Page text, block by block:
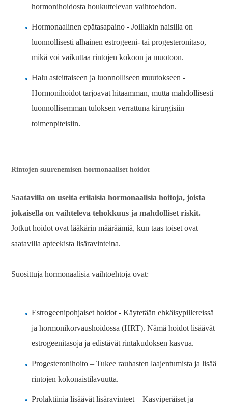
hormonihoidosta houkuttelevan vaihtoehdon.
Hormonaalinen epätasapaino - Joillakin naisilla on
luonnollisesti alhainen estrogeeni- tai progesteronitaso,
mikä voi vaikuttaa rintojen kokoon ja muotoon.
Halu asteittaiseen ja luonnolliseen muutokseen -
Hormonihoidot tarjoavat hitaamman, mutta mahdollisesti
luonnollisemman tuloksen verrattuna kirurgisiin
toimenpiteisiin.
Rintojen suurenemisen hormonaaliset hoidot
Saatavilla on useita erilaisia ​​hormonaalisia hoitoja, joista
jokaisella on vaihteleva tehokkuus ja mahdolliset riskit.
Jotkut hoidot ovat lääkärin määräämiä, kun taas toiset ovat
saatavilla apteekista lisäravinteina.
Suosittuja hormonaalisia vaihtoehtoja ovat:
Estrogeenipohjaiset hoidot - Käytetään ehkäisypillereissä
ja hormonikorvaushoidossa (HRT). Nämä hoidot lisäävät
estrogeenitasoja ja edistävät rintakudoksen kasvua.
Progesteronihoito – Tukee rauhasten laajentumista ja lisää
rintojen kokonaistilavuutta.
Prolaktiinia lisäävät lisäravinteet – Kasviperäiset ja